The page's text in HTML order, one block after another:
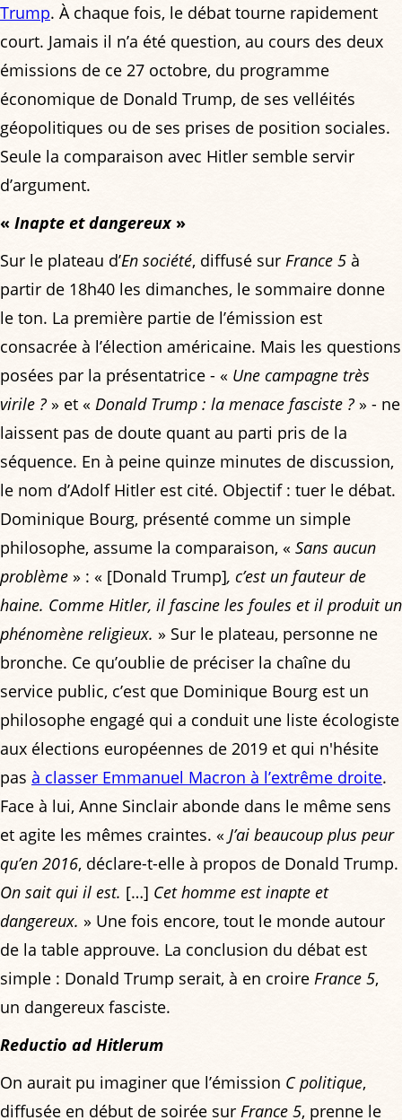
Trump. À chaque fois, le débat tourne rapidement
court. Jamais il n’a été question, au cours des deux
émissions de ce 27 octobre, du programme
économique de Donald Trump, de ses velléités
géopolitiques ou de ses prises de position sociales.
Seule la comparaison avec Hitler semble servir
d’argument.
« Inapte et dangereux»
Sur le plateau d’En société, diffusé sur France 5 à
partir de 18h40 les dimanches, le sommaire donne
le ton. La première partie de l’émission est
consacrée à l’élection américaine. Mais les questions
posées par la présentatrice - « Une campagne très
virile ? » et « Donald Trump : la menace fasciste ? » - ne
laissent pas de doute quant au parti pris de la
séquence. En à peine quinze minutes de discussion,
le nom d’Adolf Hitler est cité. Objectif : tuer le débat.
Dominique Bourg, présenté comme un simple
philosophe, assume la comparaison, « Sans aucun
problème » : « [Donald Trump], c’est un fauteur de
haine. Comme Hitler, il fascine les foules et il produit un
phénomène religieux. » Sur le plateau, personne ne
bronche. Ce qu’oublie de préciser la chaîne du
service public, c’est que Dominique Bourg est un
philosophe engagé qui a conduit une liste écologiste
aux élections européennes de 2019 et qui n'hésite
pas à classer Emmanuel Macron à l’extrême droite.
Face à lui, Anne Sinclair abonde dans le même sens
et agite les mêmes craintes. « J’ai beaucoup plus peur
qu’en 2016, déclare-t-elle à propos de Donald Trump.
On sait qui il est. […] Cet homme est inapte et
dangereux. » Une fois encore, tout le monde autour
de la table approuve. La conclusion du débat est
simple : Donald Trump serait, à en croire France 5,
un dangereux fasciste.
Reductio ad Hitlerum
On aurait pu imaginer que l’émission C politique,
diffusée en début de soirée sur France 5, prenne le